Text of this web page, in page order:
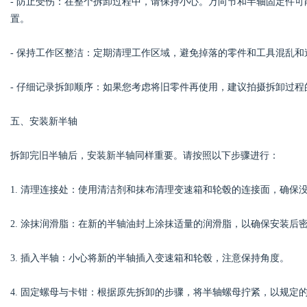
置。
- 保持工作区整洁：定期清理工作区域，避免掉落的零件和工具混乱和
- 仔细记录拆卸顺序：如果您考虑将旧零件再使用，建议拍摄拆卸过
五、安装新半轴
拆卸完旧半轴后，安装新半轴同样重要。请按照以下步骤进行：
1. 清理连接处：使用清洁剂和抹布清理变速箱和轮毂的连接面，确保
2. 涂抹润滑脂：在新的半轴油封上涂抹适量的润滑脂，以确保安装后
3. 插入半轴：小心将新的半轴插入变速箱和轮毂，注意保持角度。
4. 固定螺母与卡钳：根据原先拆卸的步骤，将半轴螺母拧紧，以规定